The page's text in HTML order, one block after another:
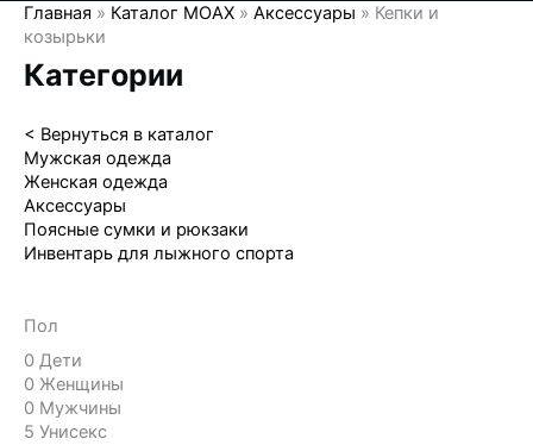
Главная » Каталог MOAX » Аксессуары » Кепки и
козырьки
Категории
< Вернуться в каталог
Мужская одежда
Женская одежда
Аксессуары
Поясные сумки и рюкзаки
Инвентарь для лыжного спорта
Пол
0 Дети
0 Женщины
0 Мужчины
5 Унисекс